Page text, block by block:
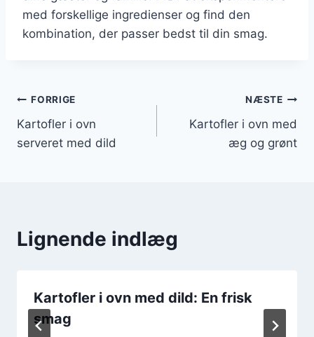
med forskellige ingredienser og find den
kombination, der passer bedst til din smag.
Indlægsnavigation
FORRIGE
Kartofler i ovn
serveret med dild
NÆSTE
Kartofler i ovn med
æg og grønt
Lignende indlæg
Kartofler i ovn med dild: En frisk
smag